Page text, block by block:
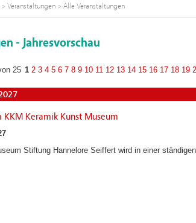
Veranstaltungen> Alle Veranstaltungen
- Jahresvorschau
25 1 2 3 4 5 6 7 8 9 10 11 12 13 14 15 16 17 18 19
Keramik Kunst Museum
Stiftung Hannelore Seiffert wird in einer ständigen